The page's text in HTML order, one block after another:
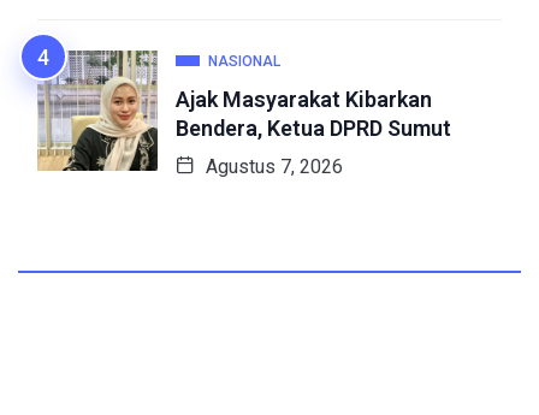
NASIONAL
Ajak Masyarakat Kibarkan
Bendera, Ketua DPRD Sumut
Agustus 7, 2026